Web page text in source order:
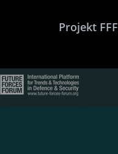
Projekt FFF